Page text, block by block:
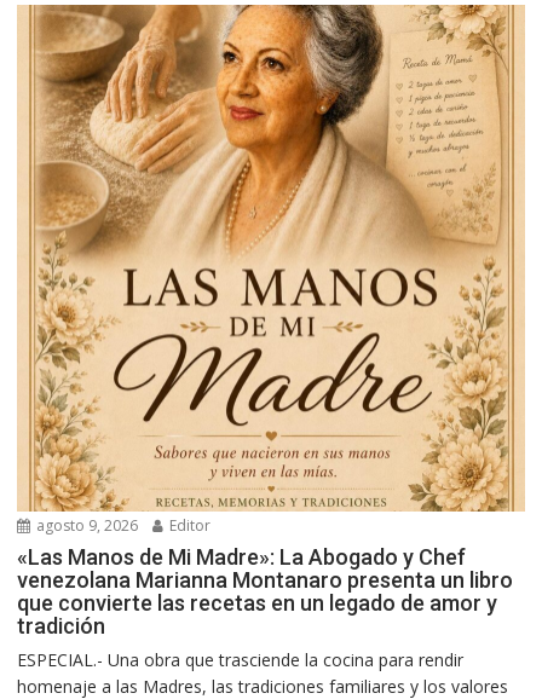
agosto 9, 2026 Editor
«Las Manos de Mi Madre»: La Abogado y Chef
venezolana Marianna Montanaro presenta un libro
que convierte las recetas en un legado de amor y
tradición
ESPECIAL.- Una obra que trasciende la cocina para rendir
homenaje a las Madres, las tradiciones familiares y los valores